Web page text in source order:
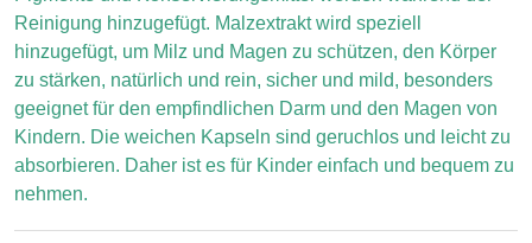
Reinigung hinzugefügt. Malzextrakt wird speziell
hinzugefügt, um Milz und Magen zu schützen, den Körper
zu stärken, natürlich und rein, sicher und mild, besonders
geeignet für den empfindlichen Darm und den Magen von
Kindern. Die weichen Kapseln sind geruchlos und leicht zu
absorbieren. Daher ist es für Kinder einfach und bequem zu
nehmen.